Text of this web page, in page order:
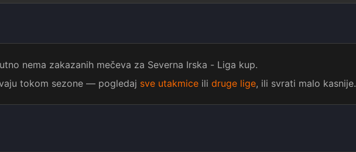
nema zakazanih mečeva za Severna Irska - Liga kup.
tokom sezone — pogledaj sve utakmiceili druge lige, ili svrati malo kasnije.